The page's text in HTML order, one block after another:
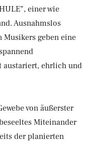
einer wie
Ausnahmslos
geben eine
austariert, ehrlich und
von äußerster
Miteinander
der planierten